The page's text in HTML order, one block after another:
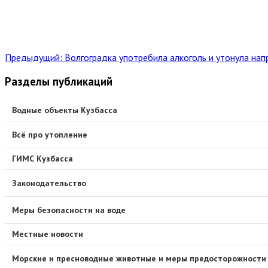
Предыдущий: Волгоградка употребила алкоголь и утонула
Разделы публикаций
Водные объекты Кузбасса
Всё про утопление
ГИМС Кузбасса
Законодательство
Меры безопасности на воде
Местные новости
Морские и пресноводные животные и меры предосторожности